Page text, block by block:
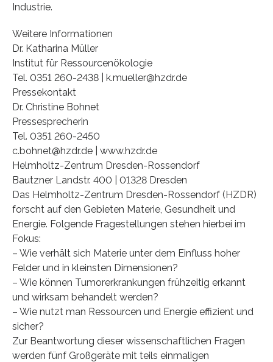
Industrie.
Weitere Informationen
Dr. Katharina Müller
Institut für Ressourcenökologie
Tel. 0351 260-2438 | k.mueller@hzdr.de
Pressekontakt
Dr. Christine Bohnet
Pressesprecherin
Tel. 0351 260-2450
c.bohnet@hzdr.de | www.hzdr.de
Helmholtz-Zentrum Dresden-Rossendorf
Bautzner Landstr. 400 | 01328 Dresden
Das Helmholtz-Zentrum Dresden-Rossendorf (HZDR)
forscht auf den Gebieten Materie, Gesundheit und
Energie. Folgende Fragestellungen stehen hierbei im
Fokus:
– Wie verhält sich Materie unter dem Einfluss hoher
Felder und in kleinsten Dimensionen?
– Wie können Tumorerkrankungen frühzeitig erkannt
und wirksam behandelt werden?
– Wie nutzt man Ressourcen und Energie effizient und
sicher?
Zur Beantwortung dieser wissenschaftlichen Fragen
werden fünf Großgeräte mit teils einmaligen